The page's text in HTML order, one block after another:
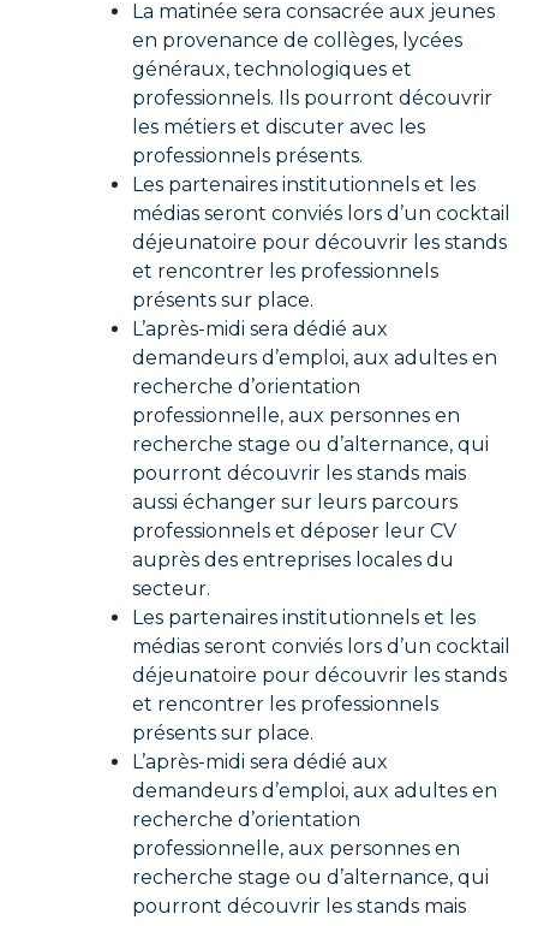
La matinée sera consacrée aux jeunes
en provenance de collèges, lycées
généraux, technologiques et
professionnels. Ils pourront découvrir
les métiers et discuter avec les
professionnels présents.
Les partenaires institutionnels et les
médias seront conviés lors d’un cocktail
déjeunatoire pour découvrir les stands
et rencontrer les professionnels
présents sur place.
L’après-midi sera dédié aux
demandeurs d’emploi, aux adultes en
recherche d’orientation
professionnelle, aux personnes en
recherche stage ou d’alternance, qui
pourront découvrir les stands mais
aussi échanger sur leurs parcours
professionnels et déposer leur CV
auprès des entreprises locales du
secteur.
Les partenaires institutionnels et les
médias seront conviés lors d’un cocktail
déjeunatoire pour découvrir les stands
et rencontrer les professionnels
présents sur place.
L’après-midi sera dédié aux
demandeurs d’emploi, aux adultes en
recherche d’orientation
professionnelle, aux personnes en
recherche stage ou d’alternance, qui
pourront découvrir les stands mais